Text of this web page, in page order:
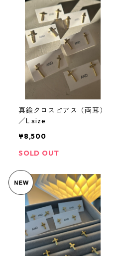
真鍮クロスピアス（両耳）
／L size
¥8,500
SOLD OUT